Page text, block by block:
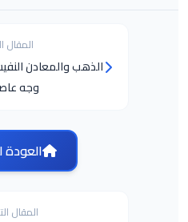
المقال
الذهب والمعادن
وجه
العودة
المقال